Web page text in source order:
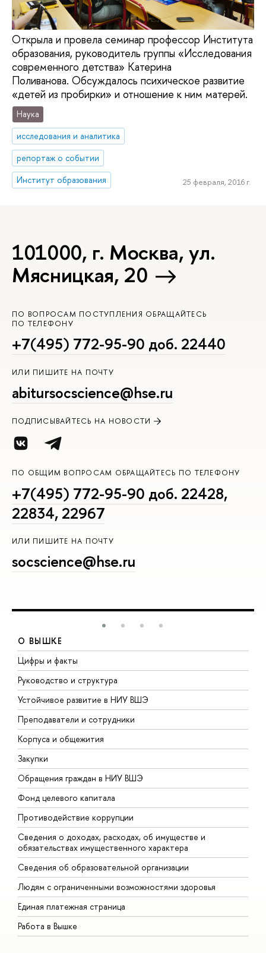
Открыла и провела семинар профессор Института
образования, руководитель группы «Исследования
современного детства» Катерина
Поливанова. Обсуждалось психическое развитие
«детей из пробирки» и отношение к ним матерей.
Наука
исследования и аналитика
репортаж о событии
Институт образования
25 февраля, 2016 г.
101000, г. Москва, ул.
Мясницкая, 20
ПО ВОПРОСАМ ПОСТУПЛЕНИЯ ОБРАЩАЙТЕСЬ
ПО ТЕЛЕФОНУ
+7(495) 772-95-90 доб. 22440
ИЛИ ПИШИТЕ НА ПОЧТУ
abitursocscience@hse.ru
ПОДПИСЫВАЙТЕСЬ НА НОВОСТИ
ПО ОБЩИМ ВОПРОСАМ ОБРАЩАЙТЕСЬ ПО ТЕЛЕФОНУ
+7(495) 772-95-90 доб. 22428,
22834, 22967
ИЛИ ПИШИТЕ НА ПОЧТУ
socscience@hse.ru
О ВЫШКЕ
Цифры и факты
Руководство и структура
Устойчивое развитие в НИУ ВШЭ
Преподаватели и сотрудники
Корпуса и общежития
Закупки
Обращения граждан в НИУ ВШЭ
Фонд целевого капитала
Противодействие коррупции
Сведения о доходах, расходах, об имуществе и
обязательствах имущественного характера
Сведения об образовательной организации
Людям с ограниченными возможностями здоровья
Единая платежная страница
Работа в Вышке